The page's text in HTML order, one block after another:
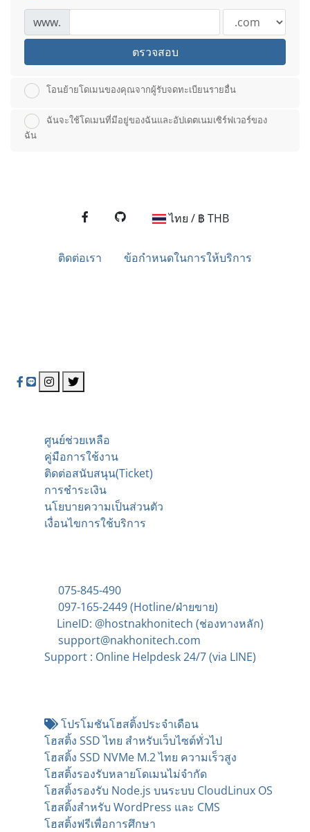
www.
ตรวจสอบ
โอนย้ายโดเมนของคุณจากผู้รับจดทะเบียนรายอื่น
ฉันจะใช้โดเมนที่มีอยู่ของฉันและอัปเดตเนมเซิร์ฟเวอร์ของ
ฉัน
ไทย / ฿ THB
ติดต่อเรา ข้อกำหนดในการให้บริการ
ศูนย์ช่วยเหลือ
คู่มือการใช้งาน
ติดต่อสนับสนุน(Ticket)
การชำระเงิน
นโยบายความเป็นส่วนตัว
เงื่อนไขการใช้บริการ
075-845-490
097-165-2449 (Hotline/ฝ่ายขาย)
LineID: @hostnakhonitech (ช่องทางหลัก)
support@nakhonitech.com
Support : Online Helpdesk 24/7 (via LINE)
โปรโมชันโฮสติ้งประจำเดือน
โฮสติ้ง SSD ไทย สำหรับเว็บไซต์ทั่วไป
โฮสติ้ง SSD NVMe M.2 ไทย ความเร็วสูง
โฮสติ้งรองรับหลายโดเมนไม่จำกัด
โฮสติ้งรองรับ Node.js บนระบบ CloudLinux OS
โฮสติ้งสำหรับ WordPress และ CMS
โฮสติ้งฟรีเพื่อการศึกษา